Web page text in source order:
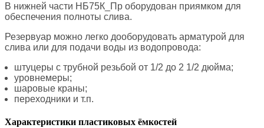
В нижней части НБ75К_Пр оборудован приямком для
обеспечения полноты слива.
Резервуар можно легко дооборудовать арматурой для
слива или для подачи воды из водопровода:
штуцеры с трубной резьбой от 1/2 до 2 1/2 дюйма;
уровнемеры;
шаровые краны;
переходники и т.п.
Характеристики пластиковых ёмкостей